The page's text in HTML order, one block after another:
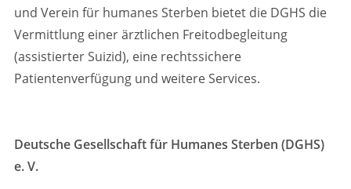
und Verein für humanes Sterben bietet die DGHS die
Vermittlung einer ärztlichen Freitodbegleitung
(assistierter Suizid), eine rechtssichere
Patientenverfügung und weitere Services.
Deutsche Gesellschaft für Humanes Sterben (DGHS)
e. V.